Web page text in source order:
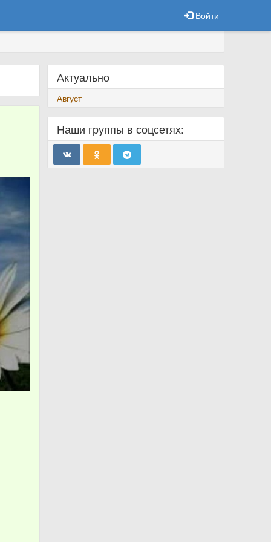
Войти
Актуально
Август
Наши группы в соцсетях: